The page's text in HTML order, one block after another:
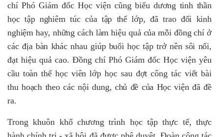
chí Phó Giám đốc Học viện cũng biểu dương tinh thần
học tập nghiêm túc của tập thể lớp, đã trao đổi kinh
nghiệm hay, những cách làm hiệu quả của mỗi đồng chí ở
các địa bàn khác nhau giúp buổi học tập trở nên sôi nổi,
đạt hiệu quả cao. Đồng chí Phó Giám đốc Học viện yêu
cầu toàn thể học viên lớp học sau đợt công tác viết bài
thu hoạch theo các nội dung, chủ đề của Học viện đã đề
ra.
Trong khuôn khổ chương trình học tập thực tế, thực